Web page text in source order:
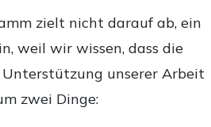
zielt nicht darauf ab, ein
weil wir wissen, dass die
unserer Arbeit
zwei Dinge: